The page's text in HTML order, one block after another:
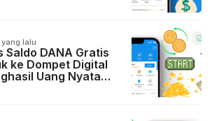
yang lalu
Saldo DANA Gratis
ke Dompet Digital
Uang Nyata